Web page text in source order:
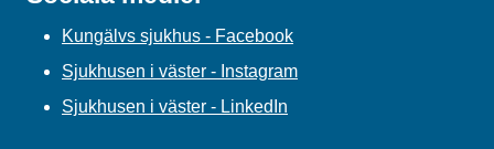
Kungälvs sjukhus - Facebook
Sjukhusen i väster - Instagram
Sjukhusen i väster - LinkedIn